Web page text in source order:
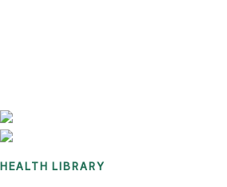
HEALTH LIBRARY